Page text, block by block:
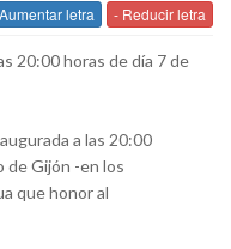
letra - Reducir letra
20:00 horas de día 7 de
a las 20:00
de Gijón -en los
que honor al